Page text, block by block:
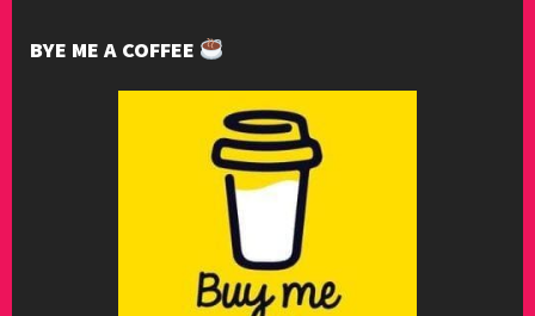
BYE ME A COFFEE